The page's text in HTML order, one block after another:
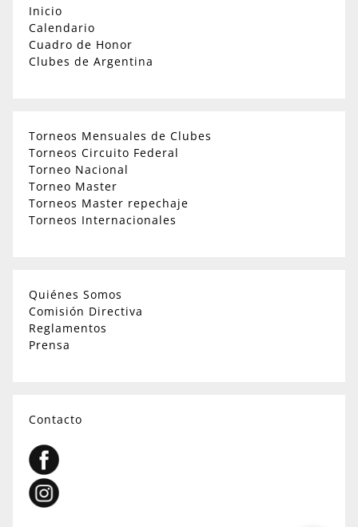
Inicio
Calendario
Cuadro de Honor
Clubes de Argentina
Torneos Mensuales de Clubes
Torneos Circuito Federal
Torneo Nacional
Torneo Master
Torneos Master repechaje
Torneos Internacionales
Quiénes Somos
Comisión Directiva
Reglamentos
Prensa
Contacto